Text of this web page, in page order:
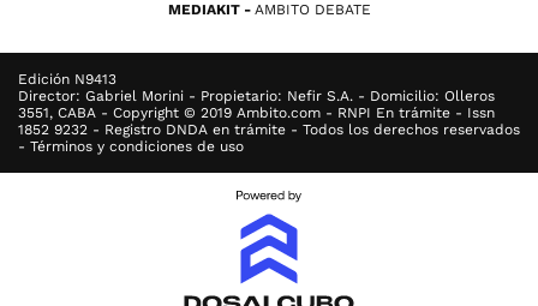
MEDIAKIT AMBITO DEBATE
Edición N9413
Director: Gabriel Morini - Propietario: Nefir S.A. - Domicilio: Olleros
3551, CABA - Copyright © 2019 Ambito.com - RNPI En trámite - Issn
1852 9232 - Registro DNDA en trámite - Todos los derechos reservados
- Términos y condiciones de uso